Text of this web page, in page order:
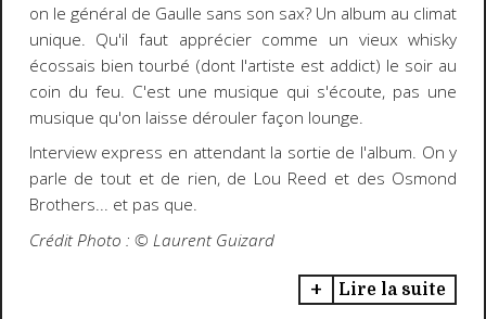
on le général de Gaulle sans son sax? Un album au climat
unique. Qu'il faut apprécier comme un vieux whisky
écossais bien tourbé (dont l'artiste est addict) le soir au
coin du feu. C'est une musique qui s'écoute, pas une
musique qu'on laisse dérouler façon lounge.
Interview express en attendant la sortie de l'album. On y
parle de tout et de rien, de Lou Reed et des Osmond
Brothers... et pas que.
Crédit Photo : ©️ Laurent Guizard
Lire la suite